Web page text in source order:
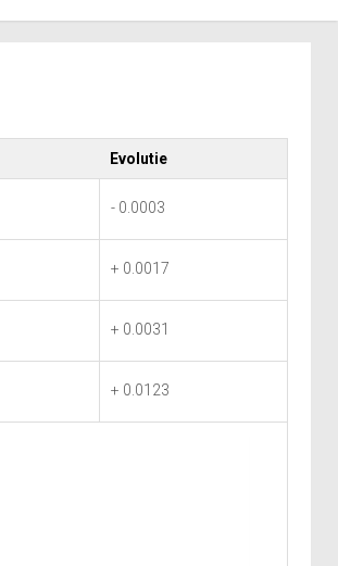
Evolutie
- 0.0003
+ 0.0017
+ 0.0031
+ 0.0123